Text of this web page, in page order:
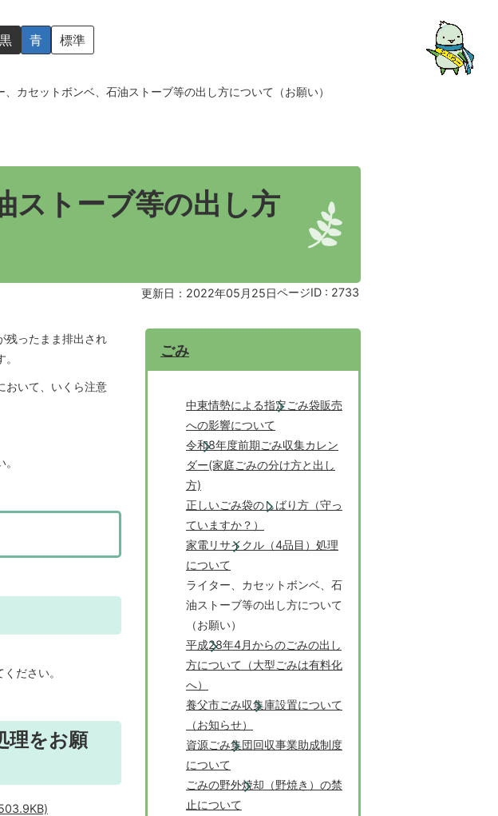
黒 青 標準
、カセットボンベ、石油ストーブ等の出し方について（お願い）
ストーブ等の出し方
更新日：2022年05月25日ページID : 2733
残ったまま排出され
おいて、いくら注意
ださい。
理をお願
ごみ
中東情勢による指定ごみ袋販売
への影響について
令和8年度前期ごみ収集カレン
ダー(家庭ごみの分け方と出し
方)
正しいごみ袋のしばり方（守っ
ていますか？）
家電リサイクル（4品目）処理
について
ライター、カセットボンベ、石
油ストーブ等の出し方について
（お願い）
平成28年4月からのごみの出し
方について（大型ごみは有料化
へ）
養父市ごみ収集庫設置について
（お知らせ）
資源ごみ集団回収事業助成制度
について
ごみの野外焼却（野焼き）の禁
止について